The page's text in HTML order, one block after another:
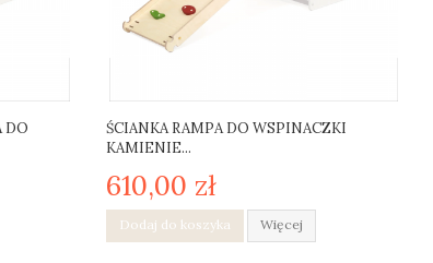
DO
ŚCIANKA RAMPA DO WSPINACZKI
KAMIENIE...
610,00 zł
Dodaj do koszyka Więcej